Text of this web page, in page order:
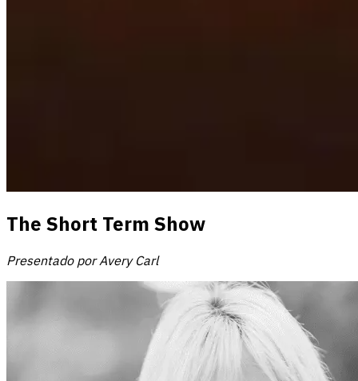
The Short Term Show
Presentado por Avery Carl